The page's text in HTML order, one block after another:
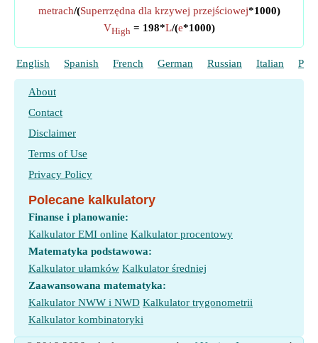
metrach/(Superrzędna dla krzywej przejściowej*1000)
VHigh = 198*L/(e*1000)
English Spanish French German Russian Italian
About
Contact
Disclaimer
Terms of Use
Privacy Policy
Polecane kalkulatory
Finanse i planowanie:
Kalkulator EMI online Kalkulator procentowy
Matematyka podstawowa:
Kalkulator ułamków Kalkulator średniej
Zaawansowana matematyka:
Kalkulator NWW i NWD Kalkulator trygonometrii
Kalkulator kombinatoryki